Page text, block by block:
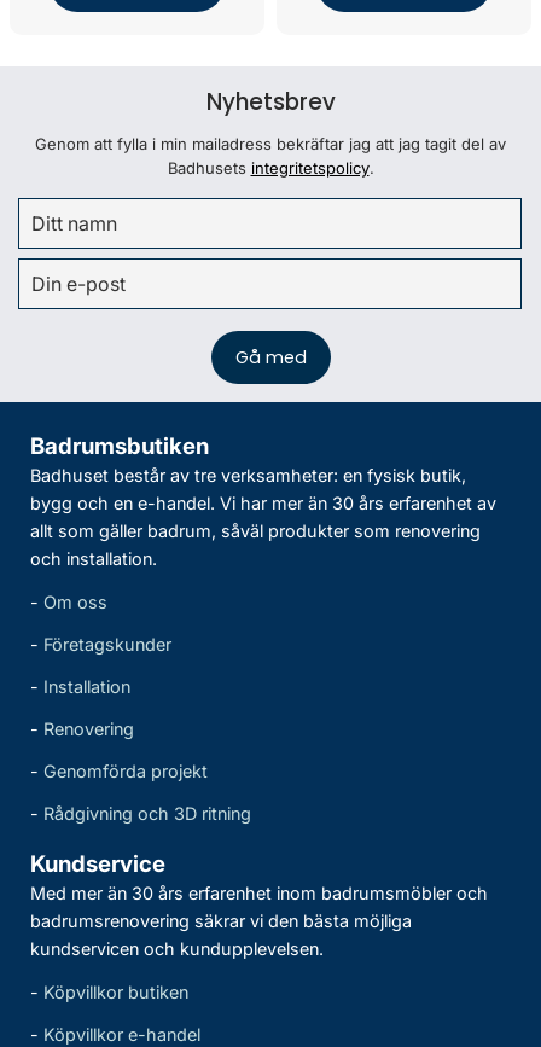
Nyhetsbrev
Genom att fylla i min mailadress bekräftar jag att jag tagit del av
Badhusets integritetspolicy.
Badrumsbutiken
Badhuset består av tre verksamheter: en fysisk butik,
bygg och en e-handel. Vi har mer än 30 års erfarenhet av
allt som gäller badrum, såväl produkter som renovering
och installation.
- Om oss
- Företagskunder
- Installation
- Renovering
- Genomförda projekt
- Rådgivning och 3D ritning
Kundservice
Med mer än 30 års erfarenhet inom badrumsmöbler och
badrumsrenovering säkrar vi den bästa möjliga
kundservicen och kundupplevelsen.
- Köpvillkor butiken
- Köpvillkor e-handel